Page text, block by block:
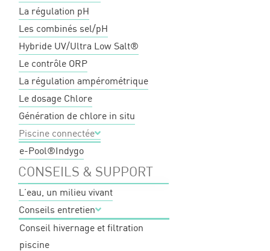
La régulation pH
Les combinés sel/pH
Hybride UV/Ultra Low Salt®
Le contrôle ORP
La régulation ampérométrique
Le dosage Chlore
Génération de chlore in situ
Piscine connectée
e-Pool®Indygo
CONSEILS & SUPPORT
L’eau, un milieu vivant
Conseils entretien
Conseil hivernage et filtration
piscine